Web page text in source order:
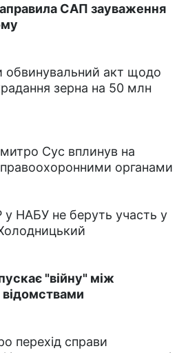
САП зауваження
обвинувальний акт щодо
зерна на 50 млн
Сус вплинув на
органами
у НАБУ не беруть участь у
"війну" між
перехід справи